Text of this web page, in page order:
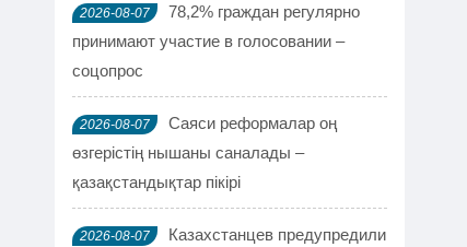
2026-08-07
78,2% граждан регулярно
принимают участие в голосовании –
соцопрос
2026-08-07
Саяси реформалар оң
өзгерістің нышаны саналады –
қазақстандықтар пікірі
2026-08-07
Казахстанцев предупредили